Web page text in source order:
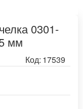
0301-
мм
Код: 17539